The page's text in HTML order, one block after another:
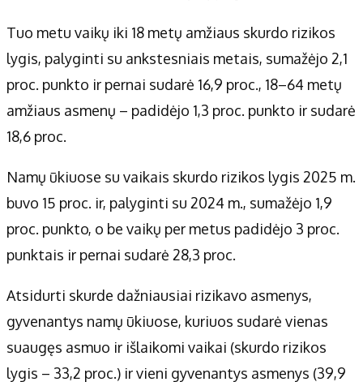
Tuo metu vaikų iki 18 metų amžiaus skurdo rizikos
lygis, palyginti su ankstesniais metais, sumažėjo 2,1
proc. punkto ir pernai sudarė 16,9 proc., 18–64 metų
amžiaus asmenų – padidėjo 1,3 proc. punkto ir sudarė
18,6 proc.
Namų ūkiuose su vaikais skurdo rizikos lygis 2025 m.
buvo 15 proc. ir, palyginti su 2024 m., sumažėjo 1,9
proc. punkto, o be vaikų per metus padidėjo 3 proc.
punktais ir pernai sudarė 28,3 proc.
Atsidurti skurde dažniausiai rizikavo asmenys,
gyvenantys namų ūkiuose, kuriuos sudarė vienas
suaugęs asmuo ir išlaikomi vaikai (skurdo rizikos
lygis – 33,2 proc.) ir vieni gyvenantys asmenys (39,9